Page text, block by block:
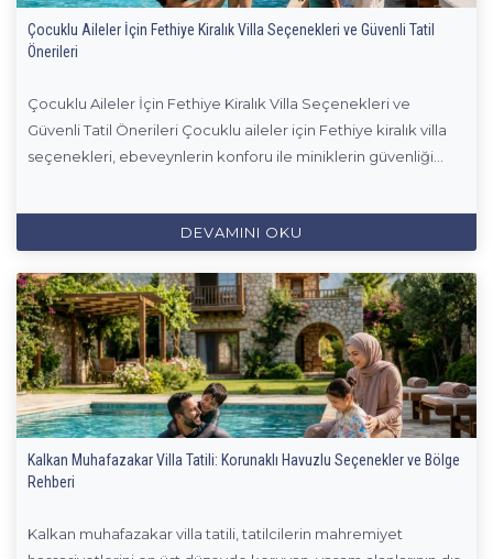
Çocuklu Aileler İçin Fethiye Kiralık Villa Seçenekleri ve Güvenli Tatil
Önerileri
Çocuklu Aileler İçin Fethiye Kiralık Villa Seçenekleri ve
Güvenli Tatil Önerileri Çocuklu aileler için Fethiye kiralık villa
seçenekleri, ebeveynlerin konforu ile miniklerin güvenliği...
DEVAMINI OKU
Kalkan Muhafazakar Villa Tatili: Korunaklı Havuzlu Seçenekler ve Bölge
Rehberi
Kalkan muhafazakar villa tatili, tatilcilerin mahremiyet